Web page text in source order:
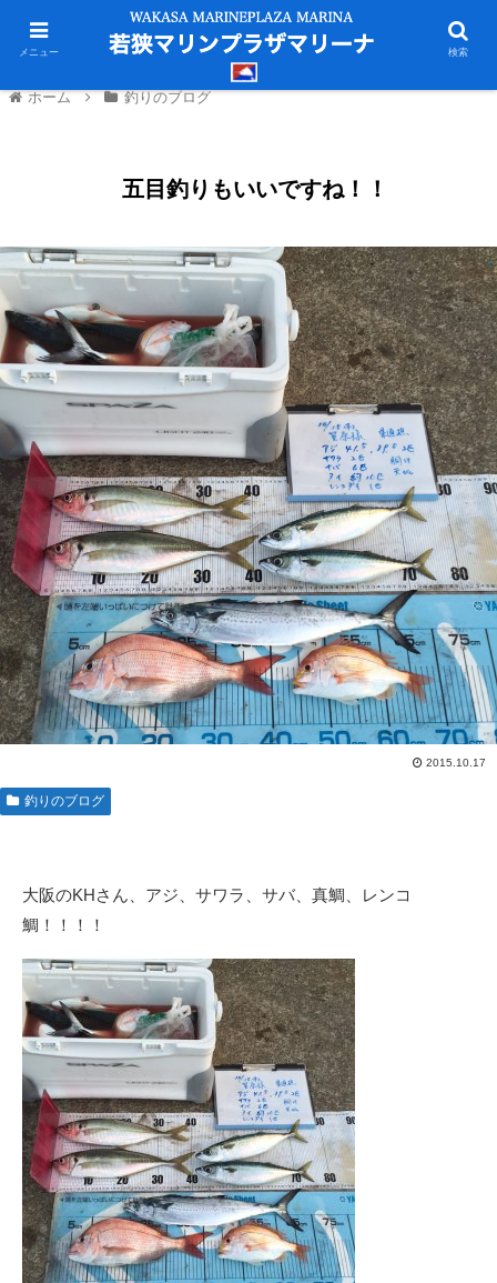
ホーム 釣りのブログ
五目釣りもいいですね！！
2015.10.17
釣りのブログ
大阪のKHさん、アジ、サワラ、サバ、真鯛、レンコ
鯛！！！！
メニュー 検索